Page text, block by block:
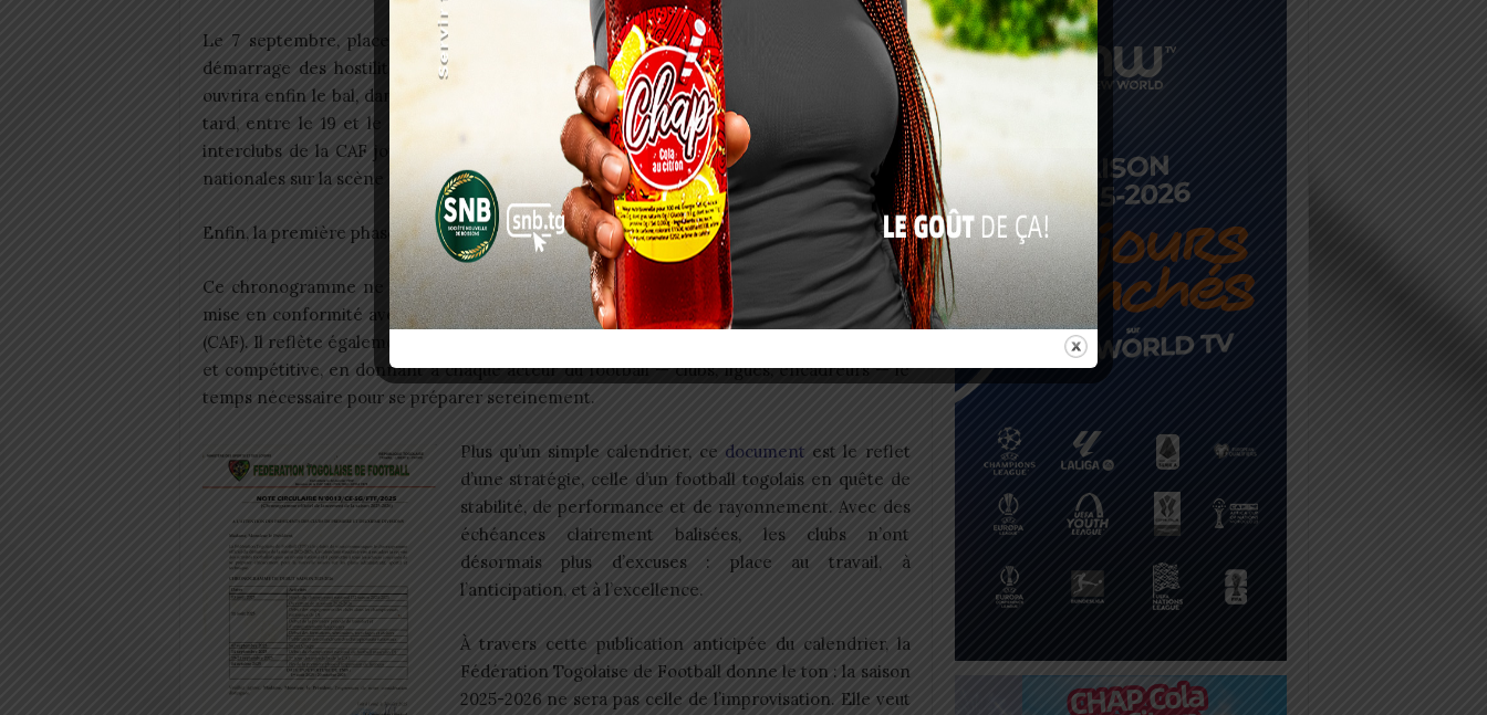
Le 7 septembre, place à la traditionnelle Super Coupe, ultime galop d’essai avant le
démarrage des hostilités. Le 14 septembre, le championnat national de D1 masculine
ouvrira enfin le bal, dans une atmosphère où chaque point comptera. Une semaine plus
tard, entre le 19 et le 21 septembre, les clubs togolais engagés dans les compétitions
interclubs de la CAF joueront leur 1er tour, avec l’ambition de faire briller les couleurs
nationales sur la scène continentale.
Enfin, la première phase d’impression des licences s’achèvera le 4 octobre.
Ce chronogramme ne sort pas du néant. Il s’inscrit dans une démarche volontaire de
mise en conformité avec les standards fixés par la Confédération Africaine de Football
(CAF). Il reflète également la volonté de la FTF de construire une saison fluide, prévisible
et compétitive, en donnant à chaque acteur du football — clubs, ligues, encadreurs — le
temps nécessaire pour se préparer sereinement.
Plus qu’un simple calendrier, ce document est le reflet
d’une stratégie, celle d’un football togolais en quête de
stabilité, de performance et de rayonnement. Avec des
échéances clairement balisées, les clubs n’ont
désormais plus d’excuses : place au travail, à
l’anticipation, et à l’excellence.
À travers cette publication anticipée du calendrier, la
Fédération Togolaise de Football donne le ton : la saison
2025-2026 ne sera pas celle de l’improvisation. Elle veut